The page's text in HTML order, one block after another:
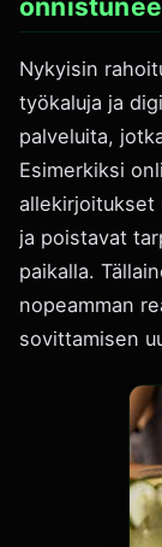
Nykyisin
työkaluja ja
palveluita,
Esimerkiksi
allekirjoitukset
ja poistavat
paikalla.
nopeamman
sovittamisen